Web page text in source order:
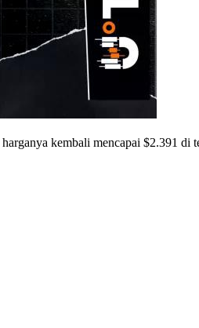
kembali mencapai $2.391 di